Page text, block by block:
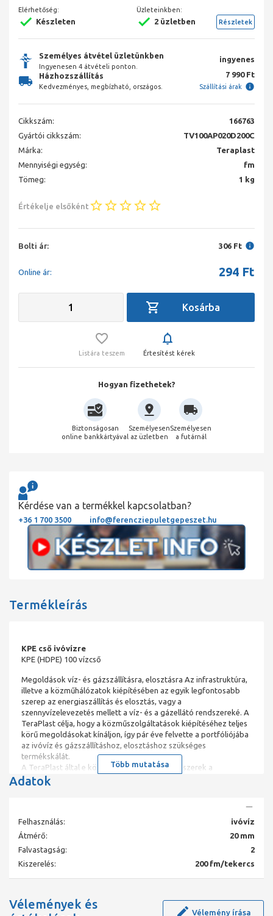
Elérhetőség:
Készleten
Üzleteinkben:
2 üzletben Részletek
Személyes átvétel üzletünkben
Ingyenesen 4 átvételi ponton.
ingyenes
Házhozszállítás
Kedvezményes, megbízható, országos.
7 990 Ft
Szállítási árak
Cikkszám:
166763
Gyártói cikkszám:
TV100AP020D200C
Márka:
Teraplast
Mennyiségi egység:
fm
Tömeg:
1 kg
Értékelje elsőként
Bolti ár: 306 Ft
Online ár: 294 Ft
Listára teszem Értesítést kérek
Hogyan fizethetek?
Biztonságosan
online bankkártyával
Személyesen
az üzletben
Személyesen
a futárnál
Kérdése van a termékkel kapcsolatban?
+36 1 700 3500 info@ferencziepuletgepeszet.hu
Termékleírás
KPE cső ivóvízre
KPE (HDPE) 100 vízcső
Megoldások víz- és gázszállításra, elosztásra Az infrastruktúra,
illetve a közműhálózatok kiépítésében az egyik legfontosabb
szerep az energiaszállítás és elosztás, vagy a
szennyvízelevezetés mellett a víz- és a gázellátó rendszereké. A
TeraPlast célja, hogy a közműszolgáltatások kiépítéséhez teljes
körű megoldásokat kínáljon, így pár éve felvette a portfóliójába
az ivóvíz és gázszállításhoz, elosztáshoz szükséges
termékskálát.
A TeraPlast által e közműtípushoz kínált rendszerek a
következők:
elektrofúziós idomok;
PVC-csövek és -idomok vízellátó rendszerekhez, ipari
kútbéléscsövek - mély kutak kivitelezéséhez;
szerelvények és tartozékok víz- és gázhálózatokhoz;
TeraPlast gyártja, de neves európai gyártóktól szerzi be, így
Több mutatása
Adatok
Felhasználás:
ivóvíz
Átmérő:
20 mm
Falvastagság:
2
Kiszerelés:
200 fm/tekercs
Vélemények és
Vélemény írása